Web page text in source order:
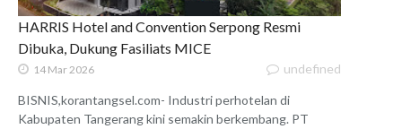
HARRIS Hotel and Convention Serpong Resmi
Dibuka, Dukung Fasiliats MICE
14 Mar 2026 undefined
BISNIS,korantangsel.com- Industri perhotelan di
Kabupaten Tangerang kini semakin berkembang. PT